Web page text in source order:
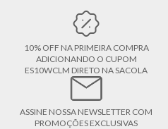
10% OFF NA PRIMEIRA COMPRA
ADICIONANDO O CUPOM
ES10WCLM DIRETO NA SACOLA
ASSINE NOSSA NEWSLETTER COM
PROMOÇÕES EXCLUSIVAS